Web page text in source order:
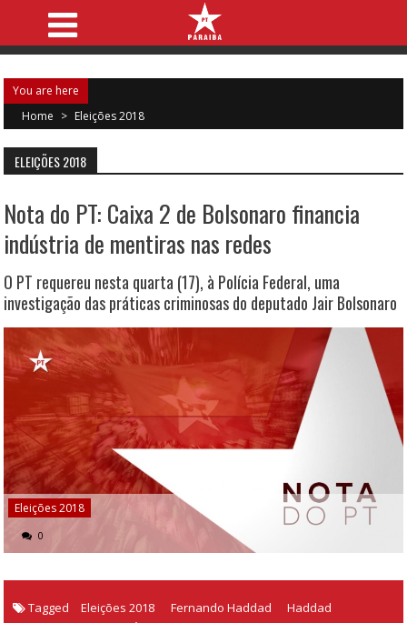
You are here
Home > Eleições 2018
ELEIÇÕES 2018
Nota do PT: Caixa 2 de Bolsonaro financia
indústria de mentiras nas redes
O PT requereu nesta quarta (17), à Polícia Federal, uma
investigação das práticas criminosas do deputado Jair Bolsonaro
Eleições 2018
0
Tagged Eleições 2018 Fernando Haddad
Haddad